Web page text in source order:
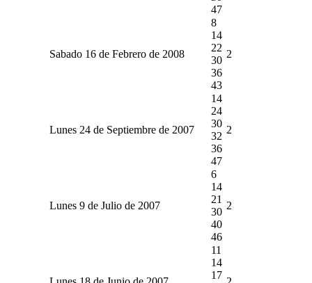
47
Sabado 16 de Febrero de 2008
8
14
22
30
36
43
2
Lunes 24 de Septiembre de 2007
14
24
30
32
36
47
2
Lunes 9 de Julio de 2007
6
14
21
30
40
46
2
11
14
17